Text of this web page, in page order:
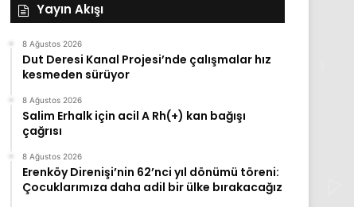
Yayın Akışı
8 Ağustos 2026
Dut Deresi Kanal Projesi’nde çalışmalar hız
kesmeden sürüyor
8 Ağustos 2026
Salim Erhalk için acil A Rh(+) kan bağışı
çağrısı
8 Ağustos 2026
Erenköy Direnişi’nin 62’nci yıl dönümü töreni:
Çocuklarımıza daha adil bir ülke bırakacağız